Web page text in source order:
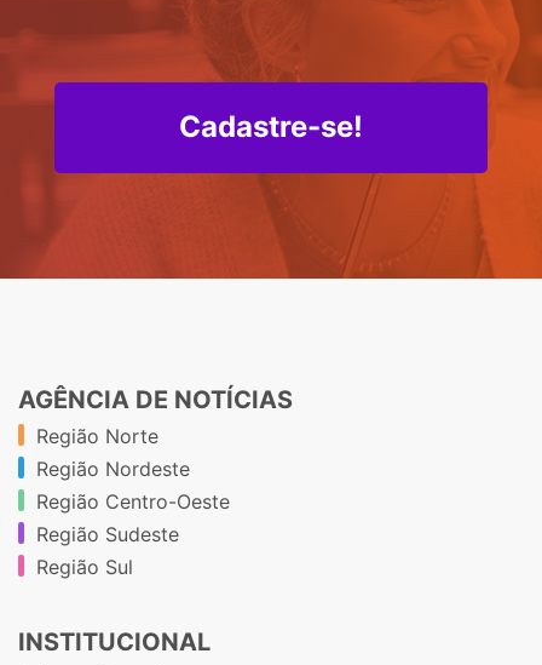
Cadastre-se!
AGÊNCIA DE NOTÍCIAS
Região Norte
Região Nordeste
Região Centro-Oeste
Região Sudeste
Região Sul
INSTITUCIONAL